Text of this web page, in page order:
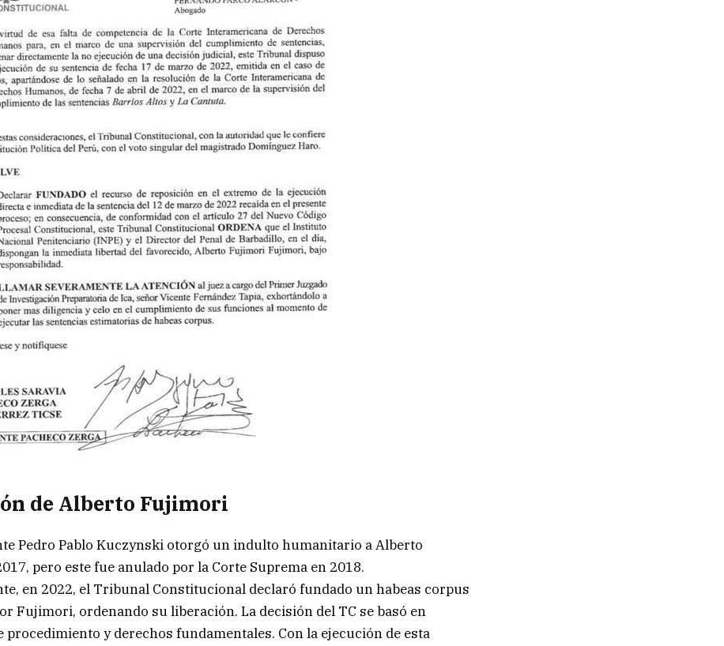
de Alberto Fujimori
Pedro Pablo Kuczynski otorgó un indulto humanitario a Alberto
pero este fue anulado por la Corte Suprema en 2018.
en 2022, el Tribunal Constitucional declaró fundado un habeas corpus
Fujimori, ordenando su liberación. La decisión del TC se basó en
procedimiento y derechos fundamentales. Con la ejecución de esta